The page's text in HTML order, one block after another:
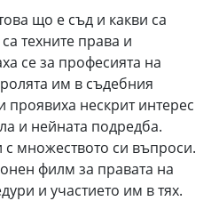
що е съд и какви са
техните права и
се за професията на
им в съдебния
нескрит интерес
и нейната подредба.
множеството си въпроси.
филм за правата на
и участието им в тях.